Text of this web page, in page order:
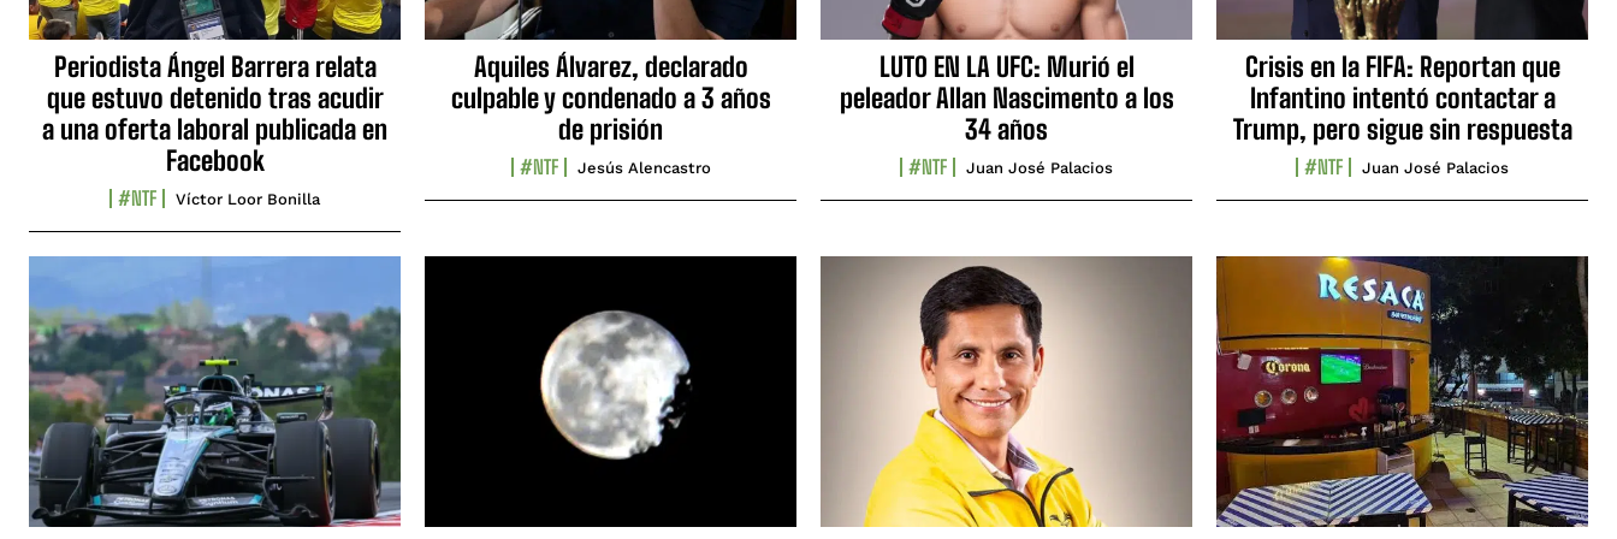
Periodista Ángel Barrera relata
que estuvo detenido tras acudir
a una oferta laboral publicada en
Facebook
#NTF Víctor Loor Bonilla
Aquiles Álvarez, declarado
culpable y condenado a 3 años
de prisión
#NTF Jesús Alencastro
LUTO EN LA UFC: Murió el
peleador Allan Nascimento a los
34 años
#NTF Juan José Palacios
Crisis en la FIFA: Reportan que
Infantino intentó contactar a
Trump, pero sigue sin respuesta
#NTF Juan José Palacios